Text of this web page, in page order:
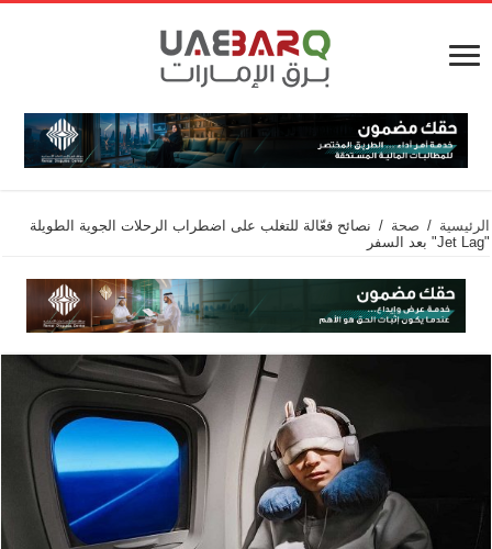
الرئيسية / صحة / نصائح فعّالة للتغلب على اضطراب الرحلات الجوية الطويلة
"Jet Lag" بعد السفر